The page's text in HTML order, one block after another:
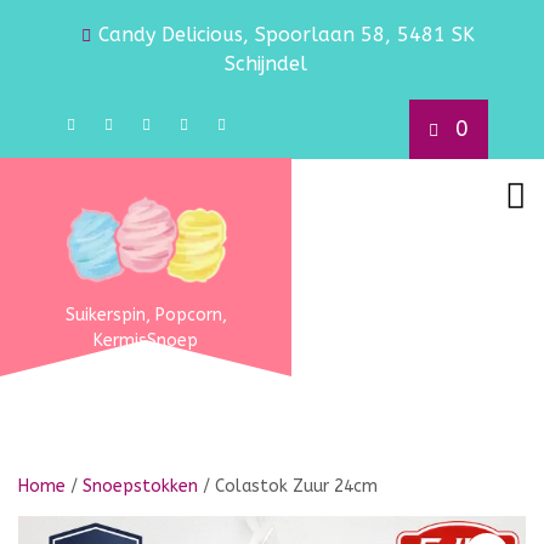
Candy Delicious, Spoorlaan 58, 5481 SK
Schijndel
0
Suikerspin, Popcorn,
KermisSnoep
Home / Snoepstokken / Colastok Zuur 24cm